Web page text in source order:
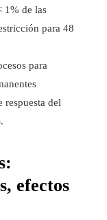
1% de las
para 48
para
respuesta del
efectos